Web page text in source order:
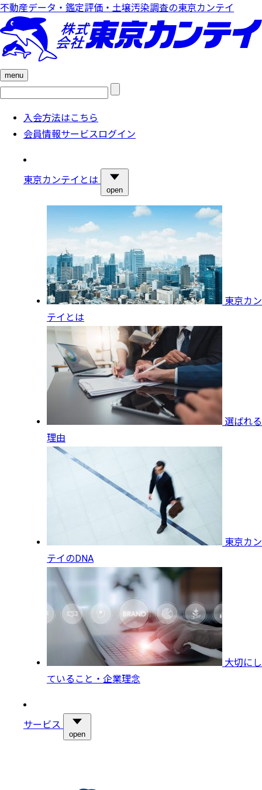
不動産データ・鑑定評価・土壌汚染調査の東京カンテイ
menu
検
入会方法はこちら
会員情報サービスログイン
東京カンテイとは
open
東京カン
テイとは
選ばれる
理由
東京カン
テイのDNA
大切にし
ていること・企業理念
サービス
open